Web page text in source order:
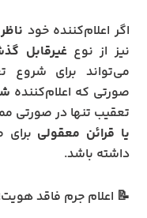
اگر اعلام‌کننده خود
نیز از نوعغیرقابل
می‌تواند برای شروع
صورتی که اعلام‌کننده
تعقیب تنها در صورتی
یا قرائن معقولی
داشته باشد.
📝 اعلام جرم فاقد